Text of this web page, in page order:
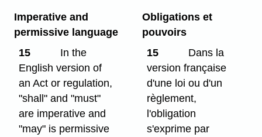
Imperative and
permissive language
15
In the
English version of
an Act or regulation,
"shall" and "must"
are imperative and
"may" is permissive
Obligations et
pouvoirs
15
Dans la
version française
d'une loi ou d'un
règlement,
l'obligation
s'exprime par